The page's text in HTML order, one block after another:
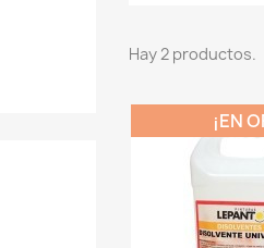
Hay 2 productos.
¡EN